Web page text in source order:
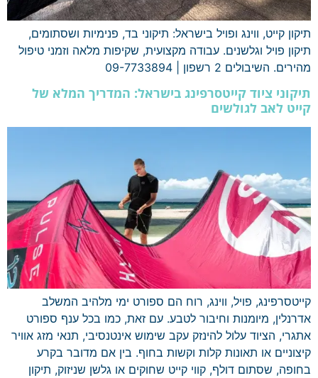
תיקון קייט, ווינג ופויל בישראל: תיקוני בד, פנימיות ושסתומים,
תיקון פויל וגלשנים. עבודה מקצועית, שקיפות מלאה וזמני טיפול
מהירים. השיבולים 2 רשפון | 09-7733894
תיקוני ציוד קייטסרפינג בישראל: המדריך המלא של
קייט לאב לגולשים
קייטסרפינג, פויל, ווינג, רוח הם ספורט ימי מלהיב המשלב
אדרנלין, מיומנות וחיבור לטבע. עם זאת, כמו בכל ענף ספורט
אתגרי, הציוד עלול להינזק עקב שימוש אינטנסיבי, תנאי מזג אוויר
קיצוניים או תאונות קלות וקשות בחוף. בין אם מדובר בקרע
בחופה, שסתום דולף, קווי קייט שחוקים או גלשן שניזוק, תיקון